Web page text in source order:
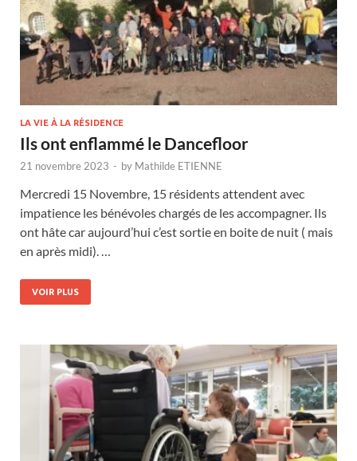
LA VIE À LA RÉSIDENCE
Ils ont enflammé le Dancefloor
21 novembre 2023 - by Mathilde ETIENNE
Mercredi 15 Novembre, 15 résidents attendent avec
impatience les bénévoles chargés de les accompagner. Ils
ont hâte car aujourd’hui c’est sortie en boite de nuit ( mais
en après midi). …
VOIR PLUS